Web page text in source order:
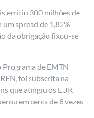
emitiu 300 milhões de
um spread de 1,82%
da obrigação fixou-se
Programa de EMTN
foi subscrita na
que atingiu os EUR
em cerca de 8 vezes